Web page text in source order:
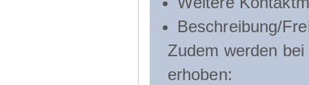
Beschreibung/
Zudem werden
erhoben: